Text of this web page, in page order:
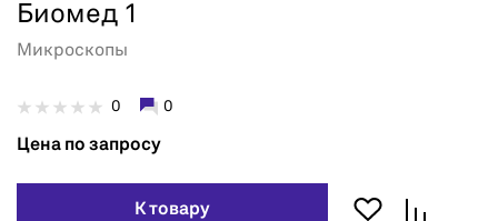
Биомед 1
Микроскопы
0 0
Цена по запросу
К товару